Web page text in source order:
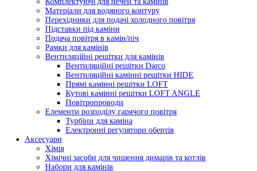
Матеріали для водяного контуру
Перехідники для подачі холодного повітря
Підставки під каміни
Подача повітря в камін/піч
Рамки для камінів
Вентиляційні решітки для камінів
Вентиляційні решітки Darco
Вентиляційні камінні решітки HIDE
Прямі камінні решітки LOFT
Кутові камінні решітки LOFT ANGLE
Повітропроводи
Елементи розподілу гарячого повітря
Турбіни для каміна
Електронні регулятори обертів
Аксесуари
Хімія
Хімічні засоби для чищення димарів та котлів
Набори для камінів